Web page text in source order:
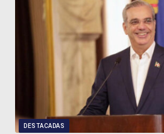
DESTACADAS